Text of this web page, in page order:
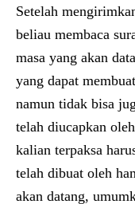
Setelah
beliau membaca
masa yang akan
yang dapat
namun tidak bisa
telah diucapkan
kalian terpaksa
telah dibuat oleh
akan datang,